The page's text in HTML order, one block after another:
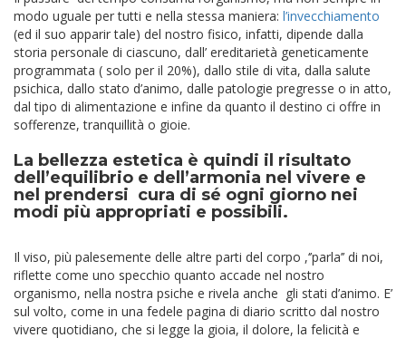
modo uguale per tutti e nella stessa maniera: l’invecchiamento
(ed il suo apparir tale) del nostro fisico, infatti, dipende dalla
storia personale di ciascuno, dall’ ereditarietà geneticamente
programmata ( solo per il 20%), dallo stile di vita, dalla salute
psichica, dallo stato d’animo, dalle patologie pregresse o in atto,
dal tipo di alimentazione e infine da quanto il destino ci offre in
sofferenze, tranquillità o gioie.
La bellezza estetica è quindi il risultato
dell’equilibrio e dell’armonia nel vivere e
nel prendersi cura di sé ogni giorno nei
modi più appropriati e possibili.
Il viso, più palesemente delle altre parti del corpo ,‘’parla’’ di noi,
riflette come uno specchio quanto accade nel nostro
organismo, nella nostra psiche e rivela anche gli stati d’animo. E’
sul volto, come in una fedele pagina di diario scritto dal nostro
vivere quotidiano, che si legge la gioia, il dolore, la felicità e